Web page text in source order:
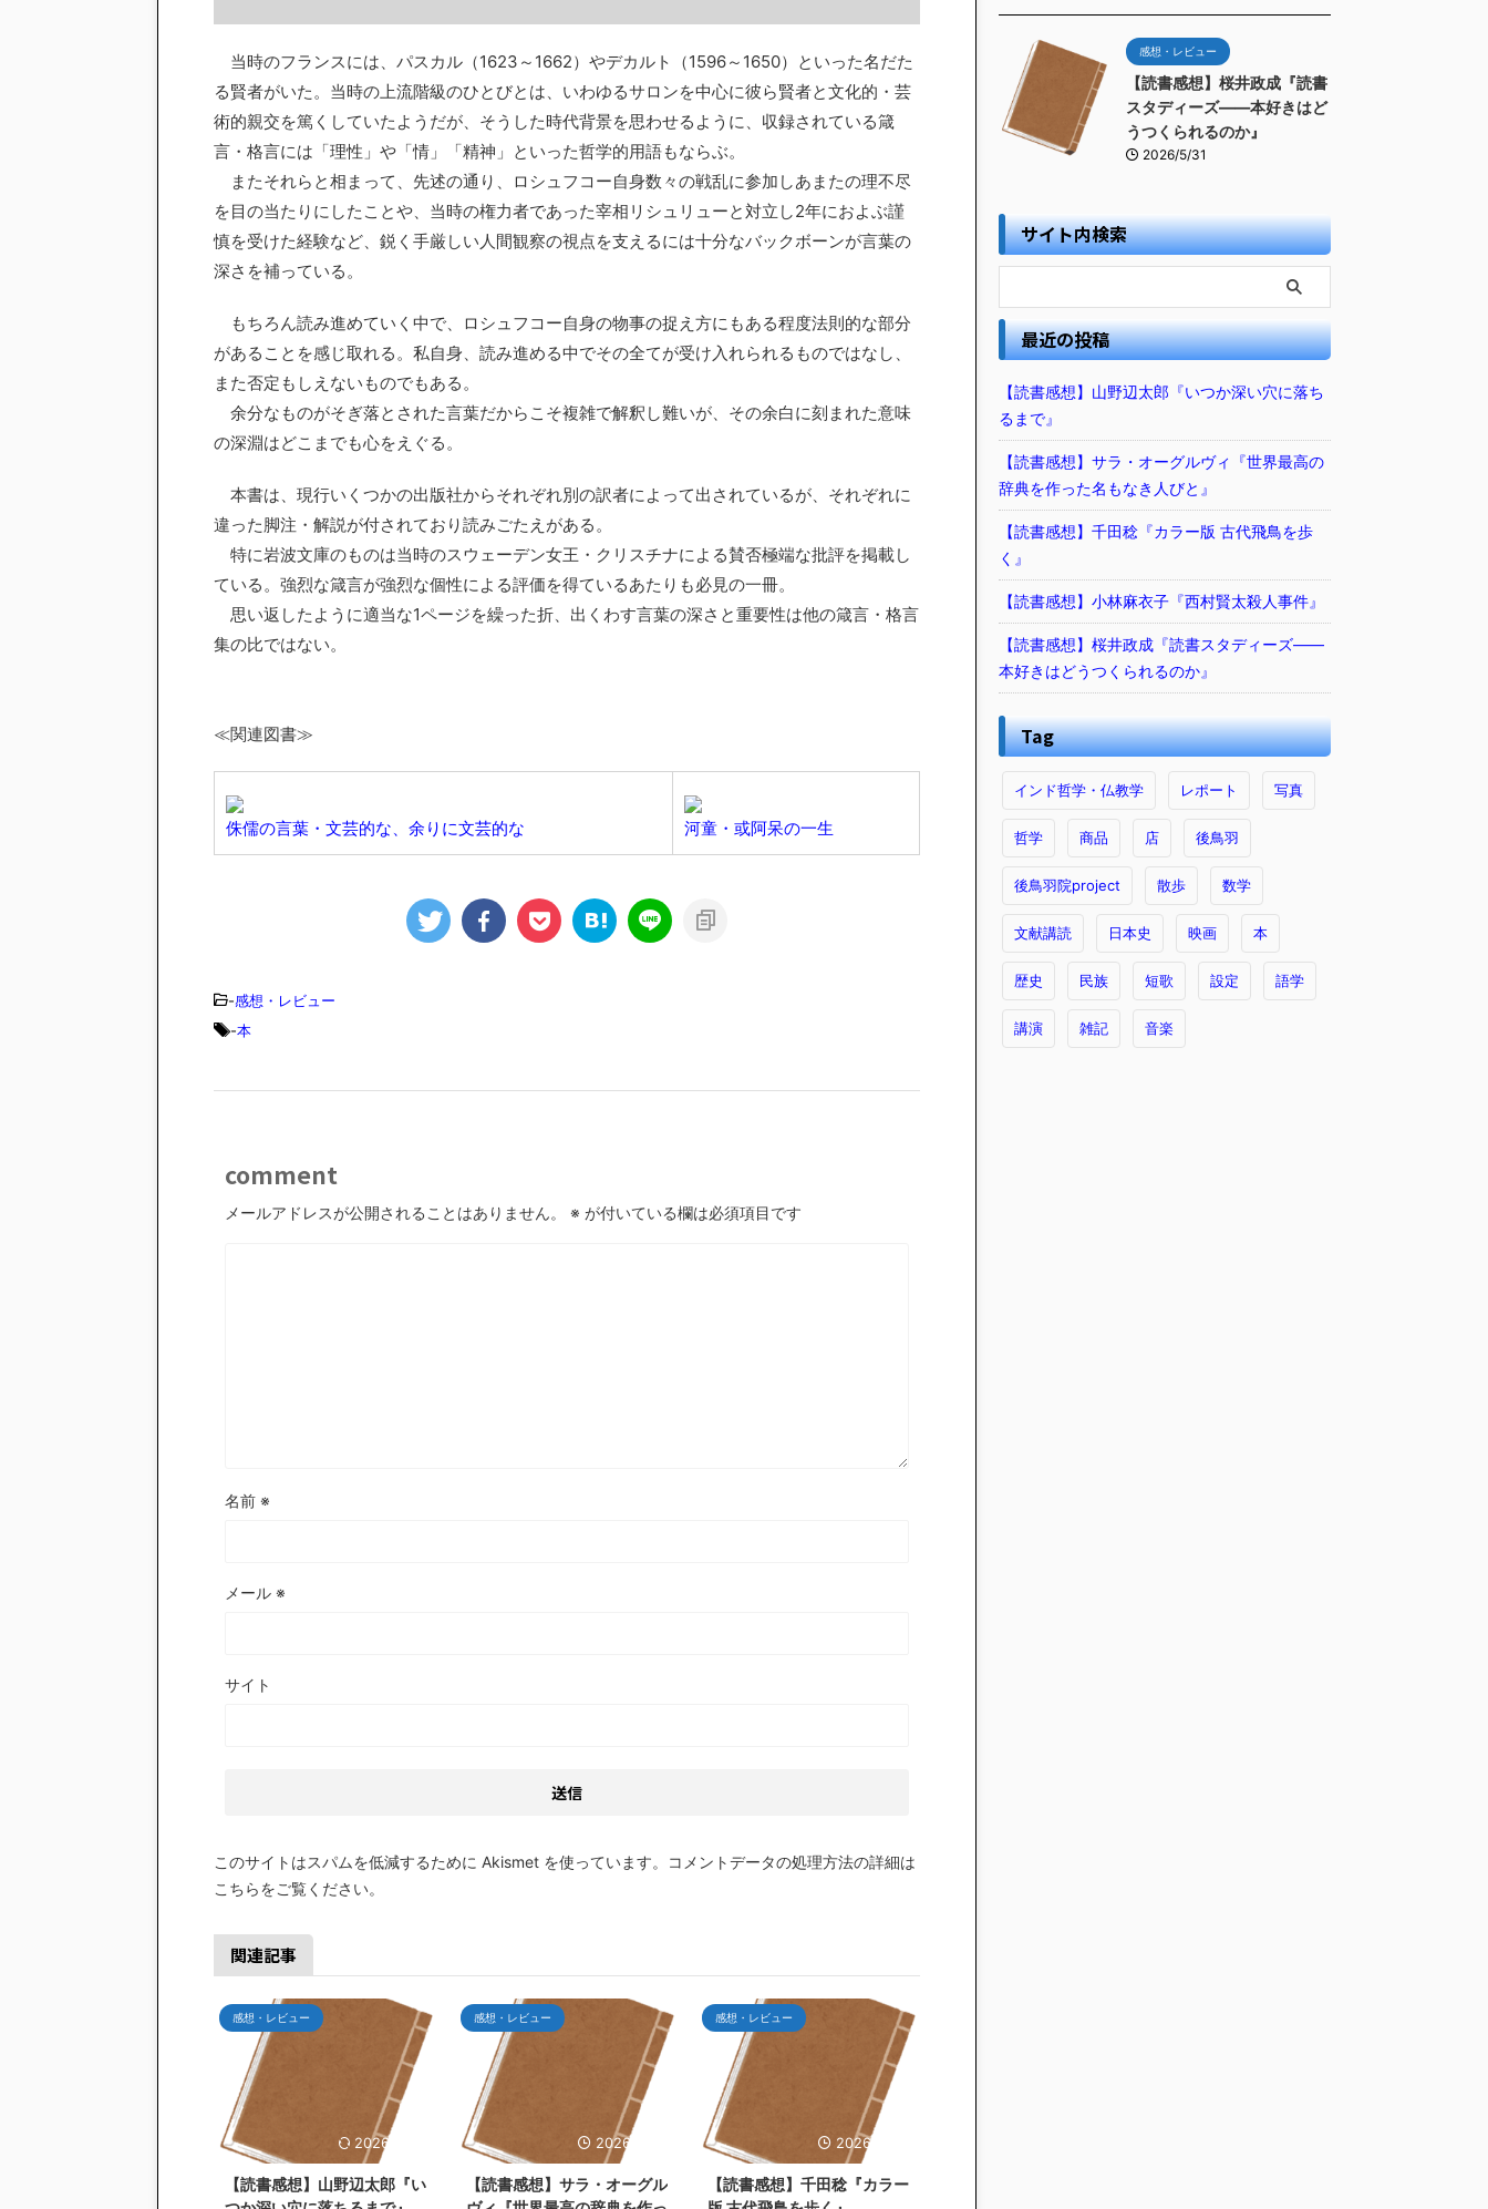
当時のフランスには、パスカル（1623～1662）やデカルト（1596～1650）といった名だた
る賢者がいた。当時の上流階級のひとびとは、いわゆるサロンを中心に彼ら賢者と文化的・芸
術的親交を篤くしていたようだが、そうした時代背景を思わせるように、収録されている箴
言・格言には「理性」や「情」「精神」といった哲学的用語もならぶ。
またそれらと相まって、先述の通り、ロシュフコー自身数々の戦乱に参加しあまたの理不尽
を目の当たりにしたことや、当時の権力者であった宰相リシュリューと対立し2年におよぶ謹
慎を受けた経験など、鋭く手厳しい人間観察の視点を支えるには十分なバックボーンが言葉の
深さを補っている。
もちろん読み進めていく中で、ロシュフコー自身の物事の捉え方にもある程度法則的な部分
があることを感じ取れる。私自身、読み進める中でその全てが受け入れられるものではなし、
また否定もしえないものでもある。
余分なものがそぎ落とされた言葉だからこそ複雑で解釈し難いが、その余白に刻まれた意味
の深淵はどこまでも心をえぐる。
本書は、現行いくつかの出版社からそれぞれ別の訳者によって出されているが、それぞれに
違った脚注・解説が付されており読みごたえがある。
特に岩波文庫のものは当時のスウェーデン女王・クリスチナによる賛否極端な批評を掲載し
ている。強烈な箴言が強烈な個性による評価を得ているあたりも必見の一冊。
思い返したように適当な1ページを繰った折、出くわす言葉の深さと重要性は他の箴言・格言
集の比ではない。
≪関連図書≫
侏儒の言葉・文芸的な、余りに文芸的な 河童・或阿呆の一生
-感想・レビュー
-本
comment
メールアドレスが公開されることはありません。 ※ が付いている欄は必須項目です
名前 ※
メール ※
サイト
このサイトはスパムを低減するために Akismet を使っています。
コメントデータの処理方法の詳細は
こちらをご覧ください。
関連記事
感想・レビュー
2026/7/26
【読書感想】山野辺太郎『い
感想・レビュー
2026/7/25
【読書感想】サラ・オーグル
感想・レビュー
2026/6/30
【読書感想】千田稔『カラー
感想・レビュー
【読書感想】桜井政成『読書
スタディーズ――本好きはど
うつくられるのか』
2026/5/31
サイト内検索
最近の投稿
【読書感想】山野辺太郎『いつか深い穴に落ち
るまで』
【読書感想】サラ・オーグルヴィ『世界最高の
辞典を作った名もなき人びと』
【読書感想】千田稔『カラー版 古代飛鳥を歩
く』
【読書感想】小林麻衣子『西村賢太殺人事件』
【読書感想】桜井政成『読書スタディーズ――
本好きはどうつくられるのか』
Tag
インド哲学・仏教学 レポート 写真
哲学 商品 店 後鳥羽
後鳥羽院project 散歩 数学
文献講読 日本史 映画 本
歴史 民族 短歌 設定 語学
講演 雑記 音楽